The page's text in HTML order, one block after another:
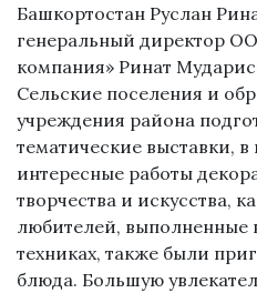
Башкортостан Руслан
генеральный директор
компания» Ринат
Сельские поселения и
учреждения района
тематические выставки,
интересные работы
творчества и искусства,
любителей, выполненные
техниках, также были
блюда. Большую